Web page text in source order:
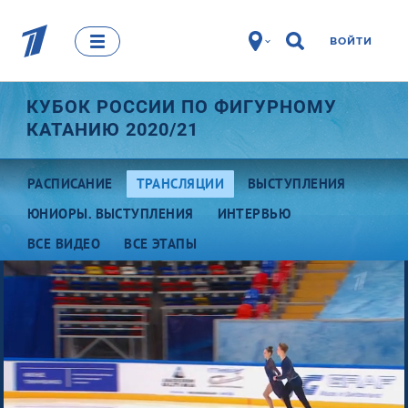
ВОЙТИ
КУБОК РОССИИ ПО ФИГУРНОМУ
КАТАНИЮ 2020/21
РАСПИСАНИЕ ТРАНСЛЯЦИИ
ВЫСТУПЛЕНИЯ
ЮНИОРЫ. ВЫСТУПЛЕНИЯ
ИНТЕРВЬЮ
ВСЕ ВИДЕО
Первый этап: Сызрань
Второй этап: Москва
Третий этап: Сочи
Четвертый этап: Казань
Пятый этап: Москва
ВСЕ ЭТАПЫ